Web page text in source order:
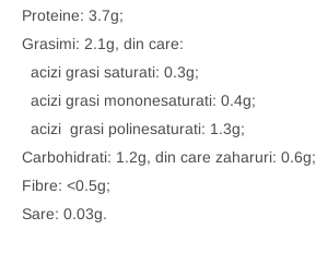
Proteine: 3.7g;
Grasimi: 2.1g, din care:
acizi grasi saturati: 0.3g;
acizi grasi mononesaturati: 0.4g;
acizi grasi polinesaturati: 1.3g;
Carbohidrati: 1.2g, din care zaharuri: 0.6g;
Fibre: <0.5g;
Sare: 0.03g.